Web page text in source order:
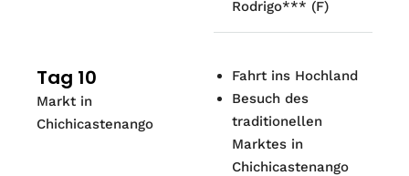
Rodrigo*** (F)
Tag 10
Markt in
Chichicastenango
Fahrt ins Hochland
Besuch des
traditionellen
Marktes in
Chichicastenango